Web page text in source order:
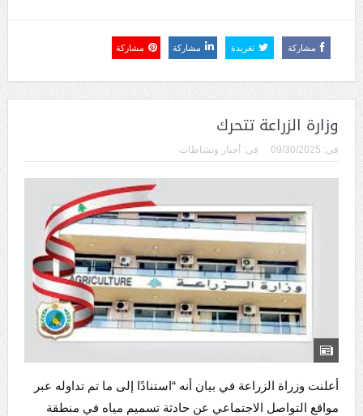
مشاركة تغريدة مشاركة مشاركة
وزارة الزراعة تتحرك
فى: 09/30/2025 فى: أخبار ونشاطات
أعلنت وزراة الزراعة في بيان أنه “استنادًا إلى ما تم تداوله عبر
مواقع التواصل الاجتماعي عن حادثة تسميم مياه في منطقة